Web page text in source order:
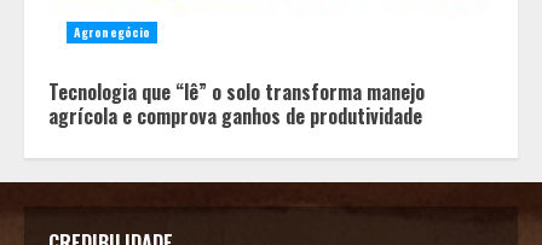
Agronegócio
Tecnologia que “lê” o solo transforma manejo
agrícola e comprova ganhos de produtividade